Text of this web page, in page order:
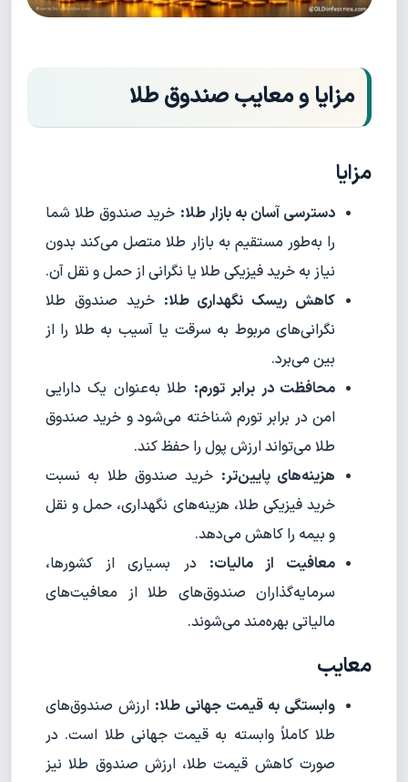
مزایا و معایب صندوق طلا
مزایا
دسترسی آسان به بازار طلا: خرید صندوق طلا شما
را به‌طور مستقیم به بازار طلا متصل می‌کند بدون
نیاز به خرید فیزیکی طلا یا نگرانی از حمل و نقل آن.
کاهش ریسک نگهداری طلا: خرید صندوق طلا
نگرانی‌های مربوط به سرقت یا آسیب به طلا را از
بین می‌برد.
محافظت در برابر تورم: طلا به‌عنوان یک دارایی
امن در برابر تورم شناخته می‌شود و خرید صندوق
طلا می‌تواند ارزش پول را حفظ کند.
هزینه‌های پایین‌تر: خرید صندوق طلا به نسبت
خرید فیزیکی طلا، هزینه‌های نگهداری، حمل و نقل
و بیمه را کاهش می‌دهد.
معافیت از مالیات: در بسیاری از کشورها،
سرمایه‌گذاران صندوق‌های طلا از معافیت‌های
مالیاتی بهره‌مند می‌شوند.
معایب
وابستگی به قیمت جهانی طلا: ارزش صندوق‌های
طلا کاملاً وابسته به قیمت جهانی طلا است. در
صورت کاهش قیمت طلا، ارزش صندوق طلا نیز